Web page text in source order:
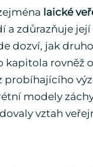
laické
zdůrazňuje její
dozví, jak
kapitola rovněž
probíhajícího
modely
vztah